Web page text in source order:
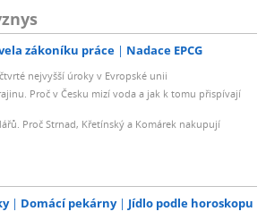
zákoníku práce Nadace EPCG
nejvyšší úroky v Evropské unii
Proč v Česku mizí voda a jak k tomu přispívají
Proč Strnad, Křetínský a Komárek nakupují
Domácí pekárny Jídlo podle horoskopu